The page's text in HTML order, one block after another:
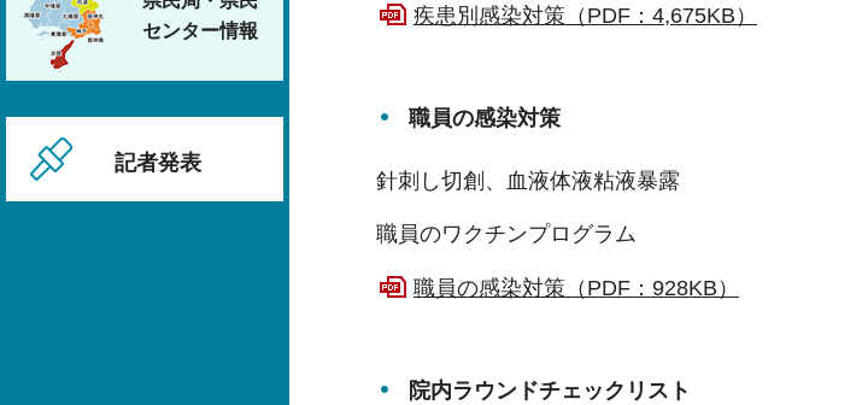
センター情報
記者発表
疾患別感染対策（PDF：4,675KB）
職員の感染対策
針刺し切創、血液体液粘液暴露
職員のワクチンプログラム
職員の感染対策（PDF：928KB）
院内ラウンドチェックリスト